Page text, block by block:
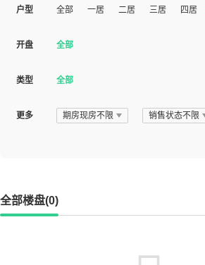
户型 全部 一居 二居 三居 四居
开盘 全部
类型 全部
更多 期房现房不限 销售状态不限
全部楼盘(0)